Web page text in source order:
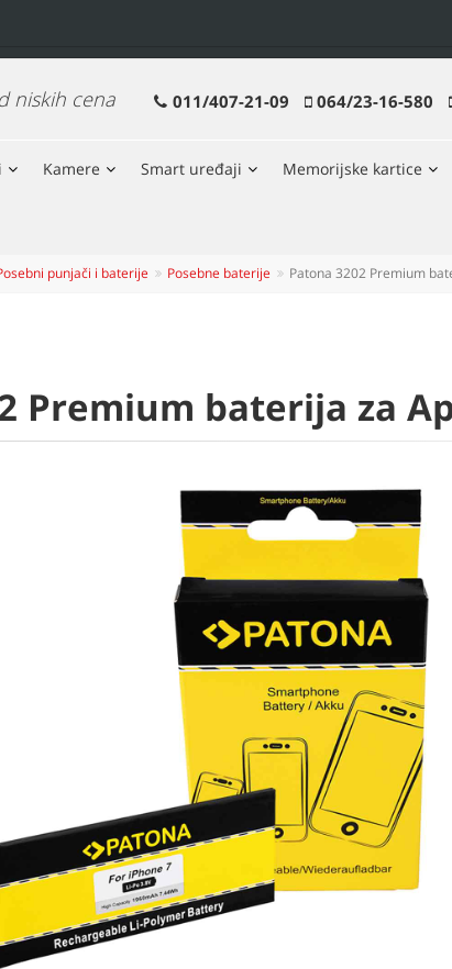
niskih cena 011/407-21-09 064/23-16-580
Kamere Smart uređaji Memorijske kartice
punjači i baterije Posebne baterije Patona 3202 Premium
Premium baterija za